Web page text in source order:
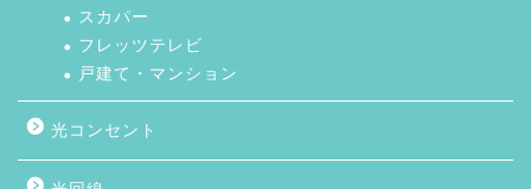
スカパー
フレッツテレビ
戸建て・マンション
光コンセント